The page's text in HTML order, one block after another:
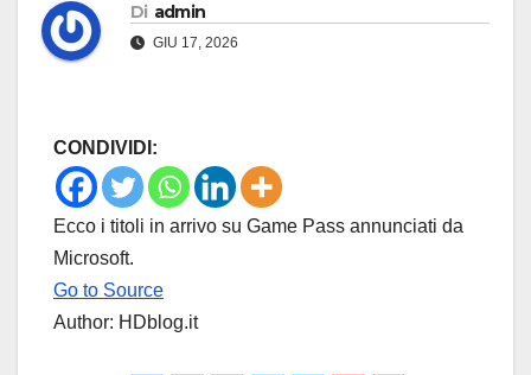
Di admin
GIU 17, 2026
CONDIVIDI:
Ecco i titoli in arrivo su Game Pass annunciati da
Microsoft.
Go to Source
Author: HDblog.it